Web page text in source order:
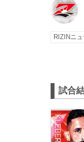
RIZINニ
試合